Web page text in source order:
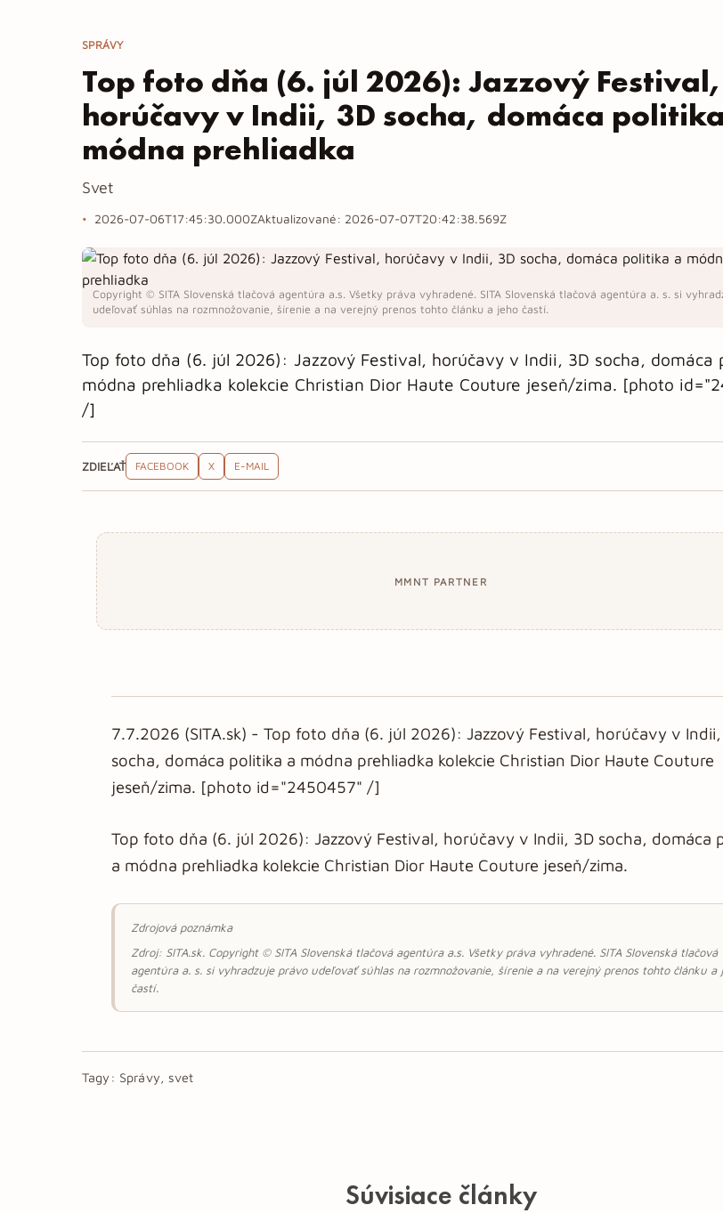
SPRÁVY
Top foto dňa (6. júl 2026): Jazzový Festival,
horúčavy v Indii, 3D socha, domáca
módna prehliadka
Svet
2026-07-06T17:45:30.000ZAktualizované: 2026-07-07T20:42:38.569Z
Copyright © SITA Slovenská tlačová agentúra a.s. Všetky práva vyhradené. SITA Slovenská tlačová agentúra a. s. si
udeľovať súhlas na rozmnožovanie, šírenie a na verejný prenos tohto článku a jeho častí.
Top foto dňa (6. júl 2026): Jazzový Festival, horúčavy v Indii, 3D socha, domáca
módna prehliadka kolekcie Christian Dior Haute Couture jeseň/zima. [photo
/]
ZDIEĽAŤ FACEBOOK X E-MAIL
MMNT PARTNER
7.7.2026 (SITA.sk) - Top foto dňa (6. júl 2026): Jazzový Festival, horúčavy v
socha, domáca politika a módna prehliadka kolekcie Christian Dior Haute Couture
jeseň/zima. [photo id="2450457" /]
Top foto dňa (6. júl 2026): Jazzový Festival, horúčavy v Indii, 3D socha, domáca
a módna prehliadka kolekcie Christian Dior Haute Couture jeseň/zima.
Zdrojová poznámka
Zdroj: SITA.sk. Copyright © SITA Slovenská tlačová agentúra a.s. Všetky práva vyhradené. SITA Slovenská tlačová
agentúra a. s. si vyhradzuje právo udeľovať súhlas na rozmnožovanie, šírenie a na verejný prenos tohto článku a
častí.
Tagy: Správy, svet
Súvisiace články